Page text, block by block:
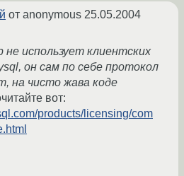
от anonymous 25.05.2004
не использует клиентских
он сам по себе протокол
на чисто жава коде
вот:
products/licensing/com